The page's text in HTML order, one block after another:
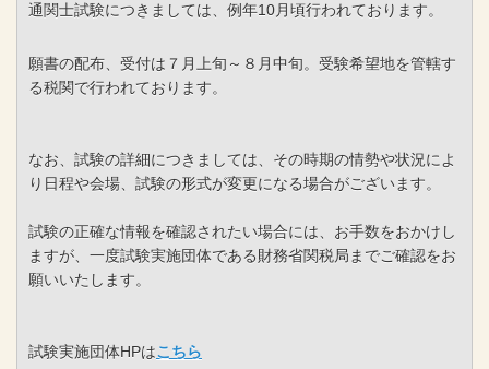
通関士試験につきましては、例年10月頃行われております。
願書の配布、受付は７月上旬～８月中旬。受験希望地を管轄す
る税関で行われております。
なお、試験の詳細につきましては、その時期の情勢や状況によ
り日程や会場、試験の形式が変更になる場合がございます。
試験の正確な情報を確認されたい場合には、お手数をおかけし
ますが、一度試験実施団体である財務省関税局までご確認をお
願いいたします。
試験実施団体HPはこちら